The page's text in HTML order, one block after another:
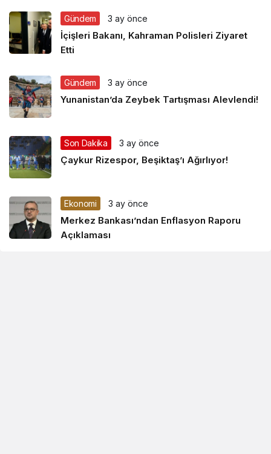
Gündem 3 ay önce
İçişleri Bakanı, Kahraman Polisleri Ziyaret
Etti
Gündem 3 ay önce
Yunanistan’da Zeybek Tartışması Alevlendi!
Son Dakika 3 ay önce
Çaykur Rizespor, Beşiktaş’ı Ağırlıyor!
Ekonomi 3 ay önce
Merkez Bankası’ndan Enflasyon Raporu
Açıklaması